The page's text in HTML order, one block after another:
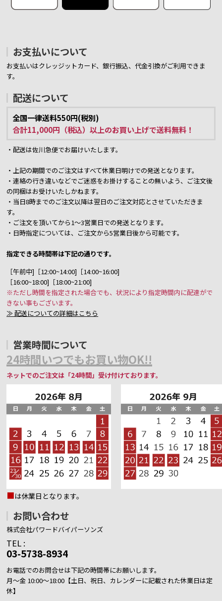
お支払いについて
お支払いはクレッジットカード、銀行振込、代金引換がご利用できま
す。
配送について
全国一律送料550円(税別)
合計11,000円（税込）以上のお買い上げで送料無料！
・配送は佐川急便でお届けいたします。
・上記の期間でのご注文はすべて休業日明けでの発送となります。
・連絡の行き違いなどでご迷惑をお掛けすることの無いよう、ご注文後
の同梱はお受けいたしかねます。
・当日8時までのご注文以降は翌日のご注文対応とさせていただきま
す。
・ご注文を頂いてから1～3営業日での発送となります。
・日時指定については、ご注文から5営業日後から可能です。
指定できる時間帯は下記の通りです。
［午前中]［12:00~14:00]［14:00~16:00]
［16:00~18:00]［18:00~21:00]
※ただし時間を指定された場合でも、状況により指定時間内に配達がで
きない事もございます。
≫ 配送についての詳細はこちら
営業時間について
24時間いつでもお買い物OK!!
ネットでのご注文は「24時間」受け付けております。
■は休業日となります。
お問い合わせ
株式会社パワードバイパーソンズ
TEL :
03-5738-8934
お電話でのお問合せは下記の時間帯にお願いします。
月～金 10:00～18:00【土日、祝日、カレンダーに記載された休業日は定
休】